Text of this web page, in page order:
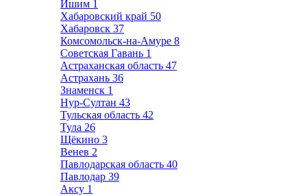
Ишим 1
Хабаровский край 50
Хабаровск 37
Комсомольск-на-Амуре 8
Советская Гавань 1
Астраханская область 47
Астрахань 36
Знаменск 1
Нур-Султан 43
Тульская область 42
Тула 26
Щёкино 3
Венев 2
Павлодарская область 40
Павлодар 39
Аксу 1